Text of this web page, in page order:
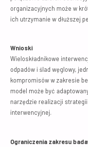
organizacyjnych może w
ich utrzymanie w dłuższej
Wnioski
Wieloskładnikowe
odpadów i ślad węglowy,
kompromisów w zakresie
model może być
narzędzie realizacji
interwencyjnej.
Ograniczenia zakresu